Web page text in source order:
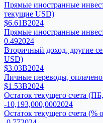
Прямые иностранные
текущие USD)
$6.61B2024
Прямые иностранные
0.492024
Вторичный доход, другие
USD)
$3.03B2024
Личные переводы,
$1.53B2024
Остаток текущего счета
-10,193,000,0002024
Остаток текущего счета